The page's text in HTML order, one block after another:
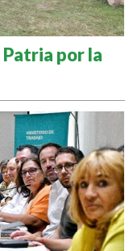
por la